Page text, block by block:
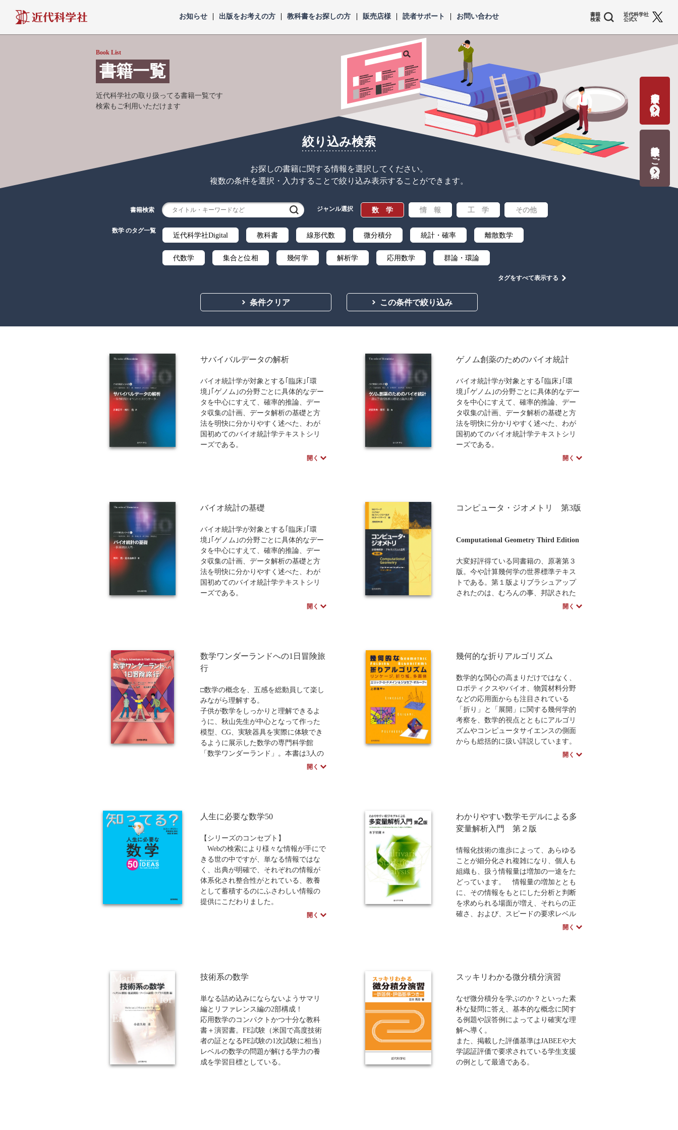
近代科学社
書籍
検索
お知らせ 出版をお考えの方 教科書をお探しの方 販売店様 読者サポート お問い合わせ
近代科学社
公式X
Book List
書籍一覧
近代科学社の取り扱ってる書籍一覧です
検索もご利用いただけます
絞り込み検索
お探しの書籍に関する情報を選択してください。
複数の条件を選択・入力することで絞り込み表示することができます。
書籍検索 検索
ジャンル選択 数 学 情 報 工 学 その他
数学 のタグ一覧
近代科学社Digital 教科書 線形代数 微分積分 統計・確率 離散数学
代数学 集合と位相 幾何学 解析学 応用数学 群論・環論
中学・高校数学
タグをすべて表示する
条件クリア この条件で絞り込み
サバイバルデータの解析
バイオ統計学が対象とする｢臨床｣｢環
境｣｢ゲノム｣の分野ごとに具体的なデー
タを中心にすえて、確率的推論、デー
タ収集の計画、データ解析の基礎と方
法を明快に分かりやすく述べた、わが
国初めてのバイオ統計学テキストシリ
ーズである。
た、生存時間解析の実践的な技術の習
的な例を付加し、生存時間解析の理論
を研究する研究者のために、理論の展
開を若干の数式を用いて記述してあ
る。
開く
ゲノム創薬のためのバイオ統計
バイオ統計学が対象とする｢臨床｣｢環
境｣｢ゲノム｣の分野ごとに具体的なデー
タを中心にすえて、確率的推論、デー
タ収集の計画、データ解析の基礎と方
法を明快に分かりやすく述べた、わが
国初めてのバイオ統計学テキストシリ
ーズである。
配慮してある。また、久留米大学、九
り、具体的な医療事例を使って、統計
内容はゲノム創薬のためのバイオ統計|
遺伝子情報解析の基礎と臨床応用ゲノ
ムサイエンスの基礎、および遺伝子情
報の臨床利用に関わるバイオ統計学と
して遺伝子マーカー解析を解説する。
開く
バイオ統計の基礎
バイオ統計学が対象とする｢臨床｣｢環
境｣｢ゲノム｣の分野ごとに具体的なデー
タを中心にすえて、確率的推論、デー
タ収集の計画、データ解析の基礎と方
法を明快に分かりやすく述べた、わが
国初めてのバイオ統計学テキストシリ
ーズである。
配慮してある。また、久留米大学、九
州大学、東京理科大学医薬統計コース
り、具体的な医療事例を使って、統計
を理解できるようになっている。内容
はベイズの定理とその応用、統計的推
定・検定、分散分析、回帰分析、ロジ
スティック回帰分析の基礎を解説す
る。
開く
コンピュータ・ジオメトリ 第3版
Computational Geometry Third Edition
大変好評得ている同書籍の、原著第３
版。今や計算幾何学の世界標準テキス
トである。第１版よりブラシュアップ
されたのは、むろんの事、邦訳された
第１版より、線分ボロノイ図、最遠点
開く
数学ワンダーランドへの1日冒険旅
行
□数学の概念を、五感を総動員して楽し
みながら理解する。
子供が数学をしっかりと理解できるよ
うに、秋山先生が中心となって作った
模型、CG、実験器具を実際に体験でき
るように展示した数学の専門科学館
「数学ワンダーランド」。本書は3人の
中学生がワンダーランドで過ごす1日を
様々な応用分野に触れることで、自然
後にする。
開く
幾何的な折りアルゴリズム
数学的な関心の高まりだけではなく、
ロボティクスやバイオ、物質材料分野
などの応用面からも注目されている
「折り」と「展開」に関する幾何学的
考察を、数学的視点とともにアルゴリ
ズムやコンピュータサイエンスの側面
からも総括的に扱い詳説しています。
日本における折り紙の長い伝統を考え
ると，本書が日本語に翻訳されて，と
特に私たちのこの本を上原隆平氏が翻
訳しようと思い立ってくれたことは，
とても幸運であった．
彼は才能ある研究者であり，幾何的な
折りたたみに関する多くの新しい結果
を出していて，それらはおそらく将来
の第2 版に含まれることになるだろう．
く読み，多くの細かな間違いと，いく
この翻訳書は私たちの原著の訂正版で
研究が活発に進んでいる分野では避け
られないことであるが，本書であげた
未解決問題のいくつかは時間がたつに
つれて解決されつつある．ちょうどよ
い機会なので，未解決問題23.2 として
あげた「コーシーの剛性定理に関する
実用的なアルゴリズム」がボベンコと
開く
人生に必要な数学50
【シリーズのコンセプト】
Webの検索により様々な情報が手にで
きる世の中ですが、単なる情報ではな
く、出典が明確で、それぞれの情報が
体系化され整合性がとれている、教養
として蓄積するのにふさわしい情報の
提供にこだわりました。
複雑になるばかりの現代社会を賢く
で、深い理解に導く正統派の教養書で
開く
わかりやすい数学モデルによる多
変量解析入門 第２版
情報化技術の進歩によって、あらゆる
ことが細分化され複雑になり、個人も
組織も、扱う情報量は増加の一途をた
どっています。 情報量の増加ととも
に、その情報をもとにした分析と判断
を求められる場面が増え、それらの正
確さ、および、スピードの要求レベル
ありません。
ピードが必要な意思決定に不可欠な情
報分析の手法として広く活用されてい
ます。
本書はその多変量解析を、野球や芸
能界など身近で親しみやすい事例とデ
ータを用いて、わかりやすく解説し
た、好評入門書の改訂版です。
開く
技術系の数学
単なる詰め込みにならないようサマリ
編とリファレンス編の2部構成！
応用数学のコンパクトかつ十分な教科
書＋演習書。FE試験（米国で高度技術
者の証となるPE試験の1次試験に相当）
レベルの数学の問題が解ける学力の養
成を学習目標としている。
スッキリわかる微分積分演習
なぜ微分積分を学ぶのか？といった素
朴な疑問に答え、基本的な概念に関す
る例題や誤答例によってより確実な理
解へ導く。
また、掲載した評価基準はJABEEや大
学認証評価で要求されている学生支援
の例として最適である。
書籍出版の応募・相談
教科書献本のご案内